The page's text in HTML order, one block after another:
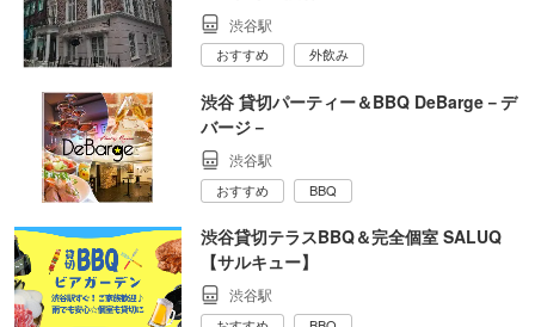
渋谷駅
おすすめ 外飲み
渋谷 貸切パーティー＆BBQ DeBarge－デ
バージ－
渋谷駅
おすすめ BBQ
渋谷貸切テラスBBQ＆完全個室 SALUQ
【サルキュー】
渋谷駅